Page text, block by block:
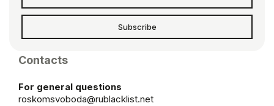
Subscribe
Contacts
For general questions
roskomsvoboda@rublacklist.net